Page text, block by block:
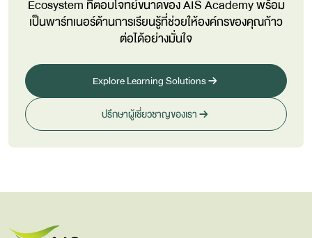
Ecosystem ที่ตอบโจทย์ขนาดของ AIS Academyพร้อม
เป็นพาร์ทเนอร์ด้านการเรียนรู้ที่ช่วยให้องค์กรของคุณก้าว
ต่อได้อย่างมั่นใจ
Explore Learning Solutions
ปรึกษาผู้เชี่ยวชาญของเรา